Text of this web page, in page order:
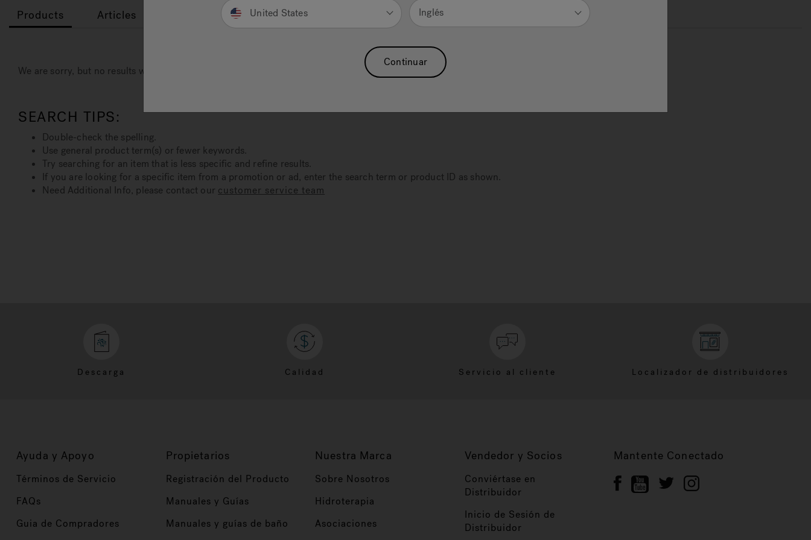
Products Articles
We are sorry, but no results were found for:
SEARCH TIPS:
Double-check the spelling.
Use general product term(s) or fewer keywords.
Try searching for an item that is less specific and refine results.
If you are looking for a specific item from a promotion or ad, enter the search term or product ID as shown.
Need Additional Info, please contact our customer service team
Descarga Calidad Servicio al cliente Localizador de distribuidores
Ayuda y Apoyo
Términos de Servicio
FAQs
Guia de Compradores
Propietarios
Registración del Producto
Manuales y Guías
Manuales y guías de baño
Nuestra Marca
Sobre Nosotros
Hidroterapia
Asociaciones
Vendedor y Socios
Conviértase en
Distribuidor
Inicio de Sesión de
Distribuidor
Mantente Conectado
United States Inglés
Continuar